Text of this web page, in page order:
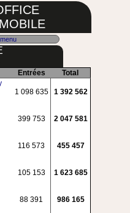
Entrées Total
1 098 635 1 392 562
399 753 2 047 581
116 573 455 457
105 153 1 623 685
88 391 986 165